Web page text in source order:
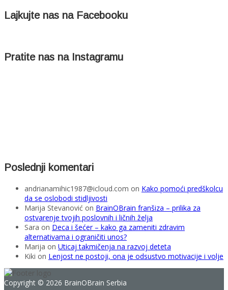
Lajkujte nas na Facebooku
Pratite nas na Instagramu
Poslednji komentari
andrianamihic1987@icloud.com on Kako pomoći predškolcu
da se oslobodi stidljivosti
Marija Stevanović on BrainOBrain franšiza – prilika za
ostvarenje tvojih poslovnih i ličnih želja
Sara on Deca i šećer – kako ga zameniti zdravim
alternativama i ograničiti unos?
Marija on Uticaj takmičenja na razvoj deteta
Kiki on Lenjost ne postoji, ona je odsustvo motivacije i volje
Copyright © 2026 BrainOBrain Serbia